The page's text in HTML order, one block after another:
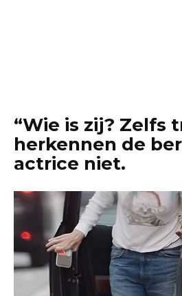
“Wie is zij? Zelfs
herkennen de
actrice niet.